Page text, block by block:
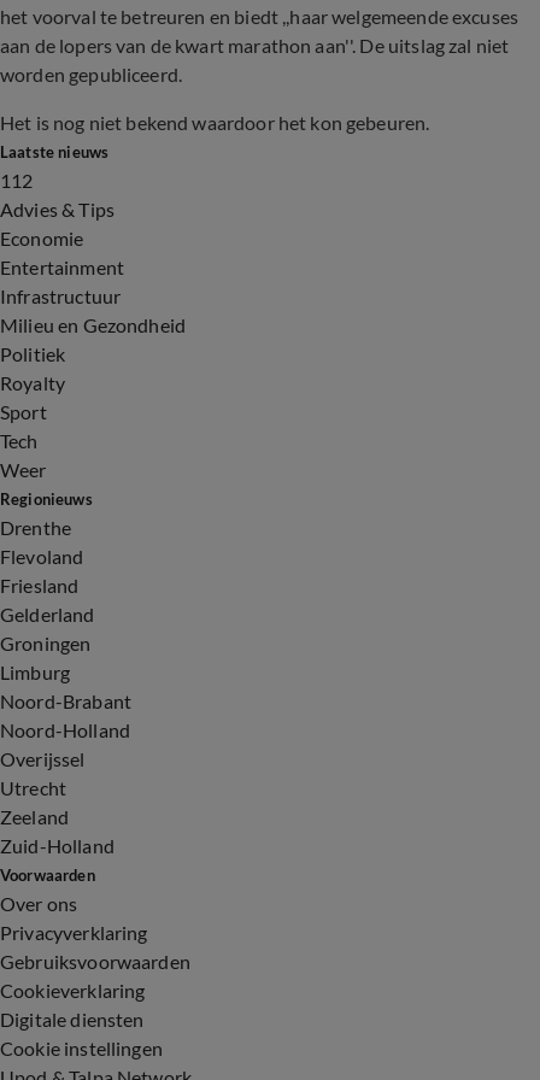
het voorval te betreuren en biedt ,,haar welgemeende excuses
aan de lopers van de kwart marathon aan''. De uitslag zal niet
worden gepubliceerd.
Het is nog niet bekend waardoor het kon gebeuren.
Laatste nieuws
112
Advies & Tips
Economie
Entertainment
Infrastructuur
Milieu en Gezondheid
Politiek
Royalty
Sport
Tech
Weer
Regionieuws
Drenthe
Flevoland
Friesland
Gelderland
Groningen
Limburg
Noord-Brabant
Noord-Holland
Overijssel
Utrecht
Zeeland
Zuid-Holland
Voorwaarden
Over ons
Privacyverklaring
Gebruiksvoorwaarden
Cookieverklaring
Digitale diensten
Cookie instellingen